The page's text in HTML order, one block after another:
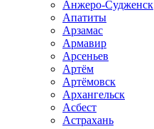
Анжеро-Судженск
Апатиты
Арзамас
Армавир
Арсеньев
Артём
Артёмовск
Архангельск
Асбест
Астрахань